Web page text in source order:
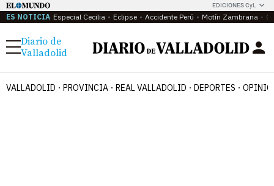
EDICIONES CyL
ES NOTICIA Especial Cecilia Eclipse Accidente Perú Motín Zambrana
Menú
Diario de
Valladolid
VALLADOLID PROVINCIA REAL VALLADOLID DEPORTES